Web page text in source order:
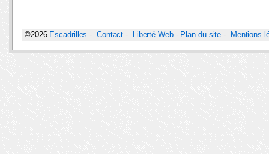
©2026 Escadrilles - Contact - Liberté Web- Plan du site - Mentions